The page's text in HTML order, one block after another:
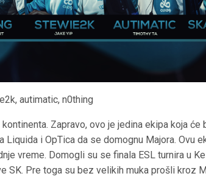
autimatic, n0thing
Zapravo, ovo je jedina ekipa koja će
Liquida i OpTica da se domognu Majora. Ovu
vreme. Domogli su se finala ESL turnira u
SK. Pre toga su bez velikih muka prošli kroz